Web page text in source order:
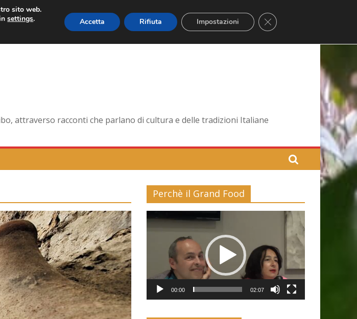
attraverso racconti che parlano di cultura e delle tradizioni Italiane
Perchè il Grand Food
Video
Player
00:00 02:07
sito web.
settings. Accetta Rifiuta Impostazioni Close GDPR Cookie Banner